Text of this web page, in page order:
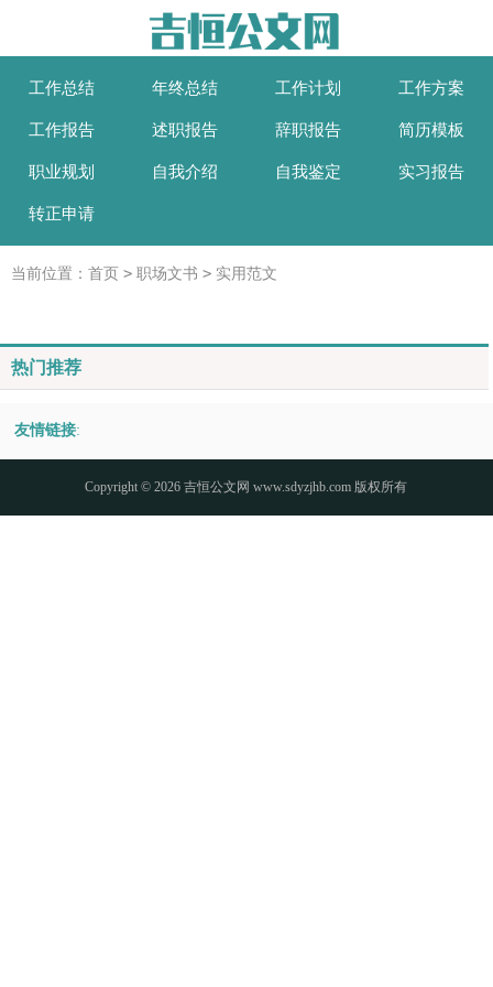
工作总结 年终总结 工作计划 工作方案
工作报告 述职报告 辞职报告 简历模板
职业规划 自我介绍 自我鉴定 实习报告
转正申请
当前位置： 首页 > 职场文书 > 实用范文
热门推荐
友情链接:
Copyright © 2026吉恒公文网 www.sdyzjhb.com 版权所有